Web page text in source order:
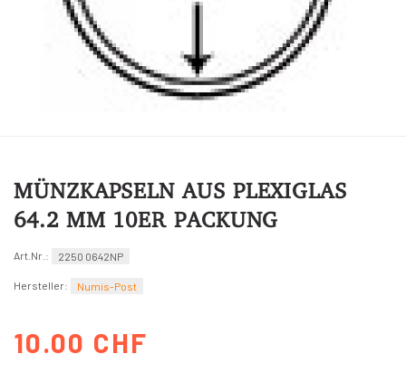
MÜNZKAPSELN AUS PLEXIGLAS
64.2 MM 10ER PACKUNG
Art.Nr.: 2250 0642NP
Hersteller: Numis-Post
10.00 CHF